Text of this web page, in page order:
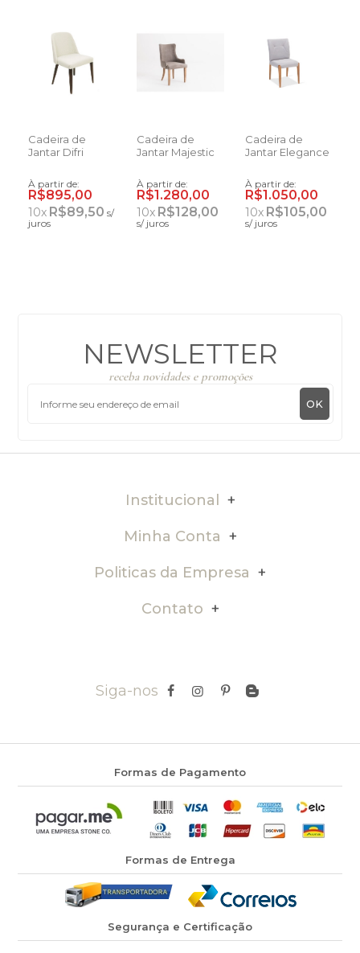
Cadeira de
Jantar Difri
À partir de:
R$895,00
10x R$89,50 s/
juros
Cadeira de
Jantar Majestic
À partir de:
R$1.280,00
10x R$128,00
s/ juros
Cadeira de
Jantar Elegance
À partir de:
R$1.050,00
10x R$105,00
s/ juros
NEWSLETTER
receba novidades e promoções
OK
Institucional
Minha Conta
Politicas da Empresa
Contato
Siga-nos
Formas de Pagamento
Formas de Entrega
Segurança e Certificação